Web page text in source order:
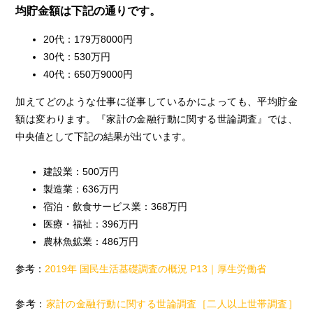
均貯金額は下記の通りです。
20代：179万8000円
30代：530万円
40代：650万9000円
加えてどのような仕事に従事しているかによっても、平均貯金
額は変わります。『家計の金融行動に関する世論調査』では、
中央値として下記の結果が出ています。
建設業：500万円
製造業：636万円
宿泊・飲食サービス業：368万円
医療・福祉：396万円
農林魚鉱業：486万円
参考：2019年 国民生活基礎調査の概況 P13｜厚生労働省
参考： 家計の金融行動に関する世論調査［二人以上世帯調査］